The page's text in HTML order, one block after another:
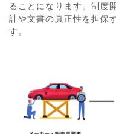
ることになります。制度
計や文書の真正性を担保
す。